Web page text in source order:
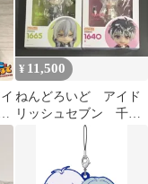
¥ 11,500
ねんどろいど アイド
リッシュセブン 千
百 アイナナ